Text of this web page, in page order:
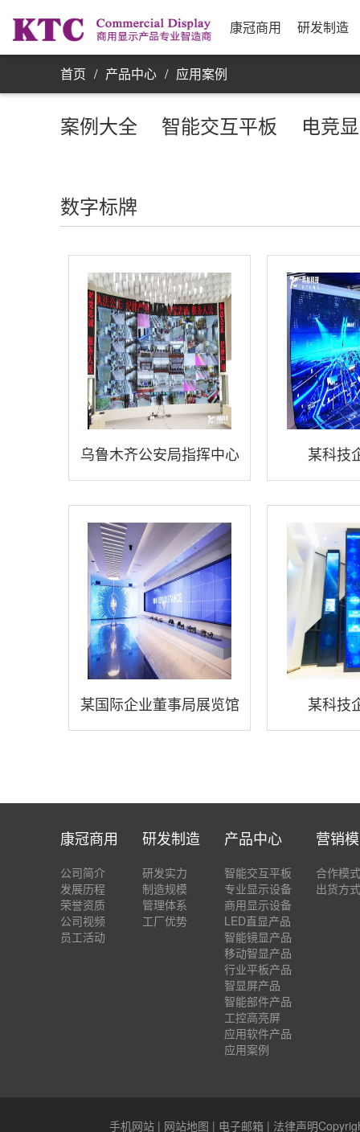
康冠商用 研发制造
首页 / 产品中心 / 应用案例
案例大全 智能交互平板 电竞
数字标牌
乌鲁木齐公安局指挥中心 某科技
某国际企业董事局展览馆 某科技
康冠商用
公司简介
发展历程
荣誉资质
公司视频
员工活动
研发制造
研发实力
制造规模
管理体系
工厂优势
产品中心
智能交互平板
专业显示设备
商用显示设备
LED直显产品
智能镜显产品
移动智显产品
行业平板产品
智显屏产品
智能部件产品
工控高亮屏
应用软件产品
应用案例
营销
合作模式
出货方式
手机网站| 网站地图 | 电子邮箱| 法律声明